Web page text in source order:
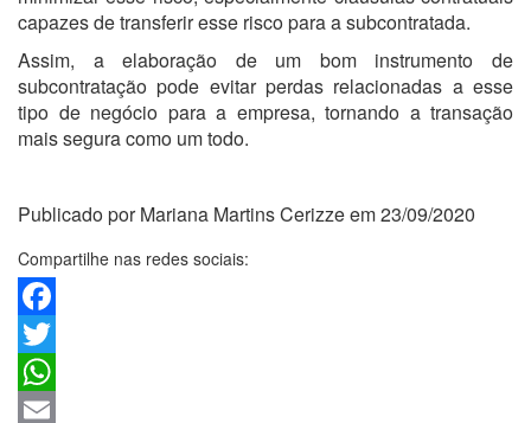
capazes de transferir esse risco para a subcontratada.
Assim, a elaboração de um bom instrumento de
subcontratação pode evitar perdas relacionadas a esse
tipo de negócio para a empresa, tornando a transação
mais segura como um todo.
Publicado por Mariana Martins Cerizze em 23/09/2020
Compartilhe nas redes sociais:
Facebook
Twitter
WhatsApp